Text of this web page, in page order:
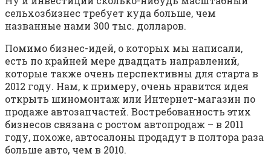
сельхозбизнес требует куда больше, чем
названные нами 300 тыс. долларов.
Помимо бизнес-идей, о которых мы написали,
есть по крайней мере двадцать направлений,
которые также очень перспективны для старта в
2012 году. Нам, к примеру, очень нравится идея
открыть шиномонтаж или Интернет-магазин по
продаже автозапчастей. Востребованность этих
бизнесов связана с ростом автопродаж – в 2011
году, похоже, автосалоны продадут в полтора раза
больше авто, чем в 2010.